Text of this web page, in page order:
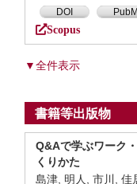
DOI
Scopus
▼全件表示
書籍等出版物
Q&Aで学ぶワーク
くりかた
島津, 明人, 市川, 佳